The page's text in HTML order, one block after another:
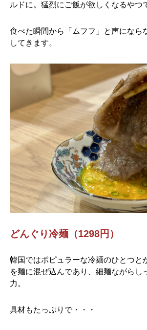
ルドに。猛烈にご飯が欲しくなるやつ
食べた瞬間から「ムフフ」と声になら
してきます。
どんぐり冷麺（1298円）
韓国ではポピュラーな冷麺のひとつと
を麺に混ぜ込んであり、細麺ながらし
力。
具材もたっぷりで・・・